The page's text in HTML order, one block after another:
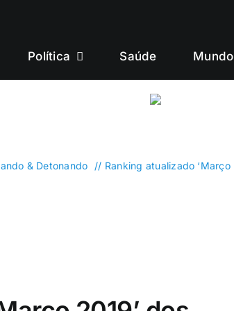
Política Saúde Mundo
& Detonando Ranking atualizado